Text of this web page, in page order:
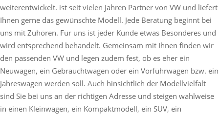
weiterentwickelt. ist seit vielen Jahren Partner von VW und liefert
Ihnen gerne das gewünschte Modell. Jede Beratung beginnt bei
uns mit Zuhören. Für uns ist jeder Kunde etwas Besonderes und
wird entsprechend behandelt. Gemeinsam mit Ihnen finden wir
den passenden VW und legen zudem fest, ob es eher ein
Neuwagen, ein Gebrauchtwagen oder ein Vorführwagen bzw. ein
Jahreswagen werden soll. Auch hinsichtlich der Modellvielfalt
sind Sie bei uns an der richtigen Adresse und steigen wahlweise
in einen Kleinwagen, ein Kompaktmodell, ein SUV, ein